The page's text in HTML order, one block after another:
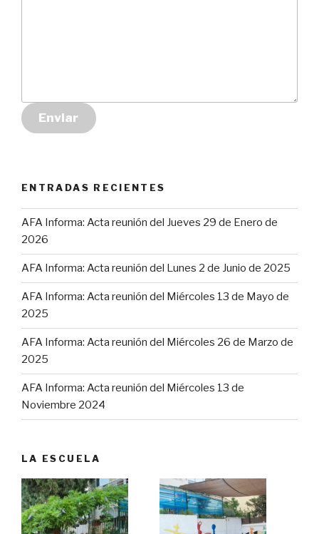
Enviar
ENTRADAS RECIENTES
AFA Informa: Acta reunión del Jueves 29 de Enero de
2026
AFA Informa: Acta reunión del Lunes 2 de Junio de 2025
AFA Informa: Acta reunión del Miércoles 13 de Mayo de
2025
AFA Informa: Acta reunión del Miércoles 26 de Marzo de
2025
AFA Informa: Acta reunión del Miércoles 13 de
Noviembre 2024
LA ESCUELA